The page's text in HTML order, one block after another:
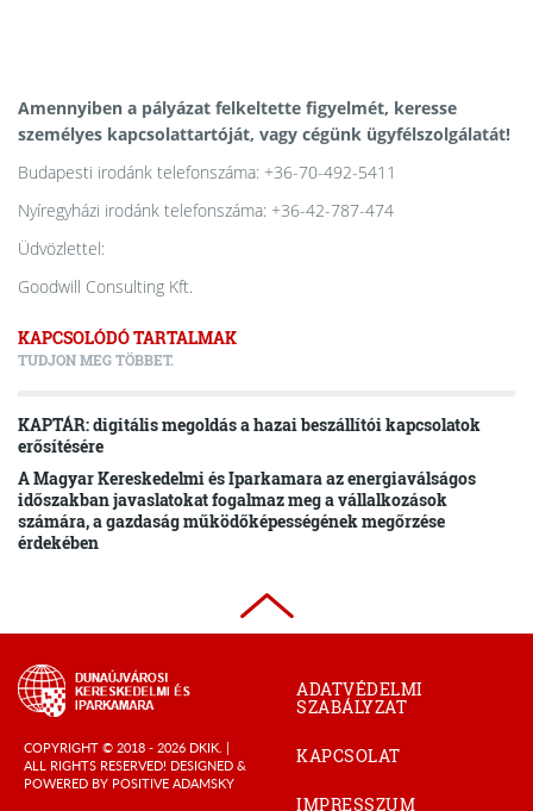
Amennyiben a pályázat felkeltette figyelmét, keresse
személyes kapcsolattartóját, vagy cégünk ügyfélszolgálatát!
Budapesti irodánk telefonszáma: +36-70-492-5411
Nyíregyházi irodánk telefonszáma: +36-42-787-474
Üdvözlettel:
Goodwill Consulting Kft.
KAPCSOLÓDÓ TARTALMAK
TUDJON MEG TÖBBET.
KAPTÁR: digitális megoldás a hazai beszállítói kapcsolatok
erősítésére
A Magyar Kereskedelmi és Iparkamara az energiaválságos
időszakban javaslatokat fogalmaz meg a vállalkozások
számára, a gazdaság működőképességének megőrzése
érdekében
COPYRIGHT © 2018 - 2026 DKIK. |
ALL RIGHTS RESERVED! DESIGNED &
POWERED BY POSITIVE ADAMSKY
ADATVÉDELMI
SZABÁLYZAT
KAPCSOLAT
IMPRESSZUM